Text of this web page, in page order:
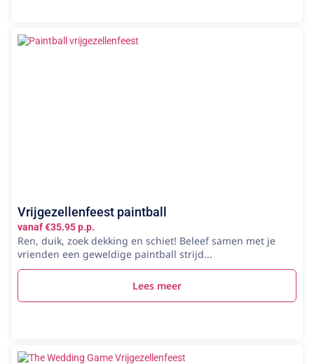
Vrijgezellenfeest paintball
vanaf €35.95 p.p.
Ren, duik, zoek dekking en schiet! Beleef samen met je
vrienden een geweldige paintball strijd...
Lees meer